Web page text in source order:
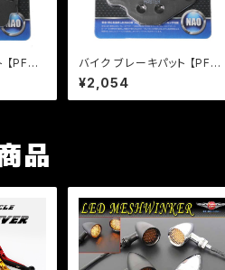
【PFP
ッド
【クリ
バイク ブレーキパット 【PFP
製】 PF351 マスターパッド ア
ドレス レッツ【クリックポス
発送可能】
¥2,054
品